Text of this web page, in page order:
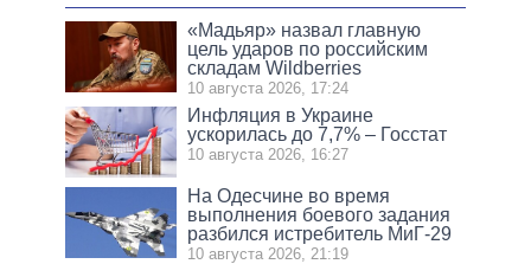
«Мадьяр» назвал главную
цель ударов по российским
складам Wildberries
10 августа 2026, 17:24
Инфляция в Украине
ускорилась до 7,7% – Госстат
10 августа 2026, 16:27
На Одесчине во время
выполнения боевого задания
разбился истребитель МиГ-29
10 августа 2026, 21:19